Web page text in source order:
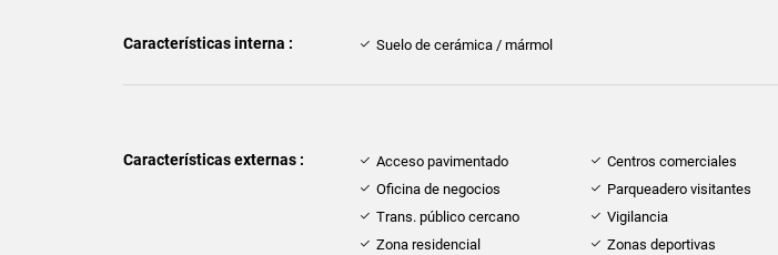
Características interna : Suelo de cerámica / mármol
Características externas : Acceso pavimentado Centros comerciales
Oficina de negocios
Parqueadero visitantes
Trans. público cercano
Vigilancia
Zona residencial
Zonas deportivas